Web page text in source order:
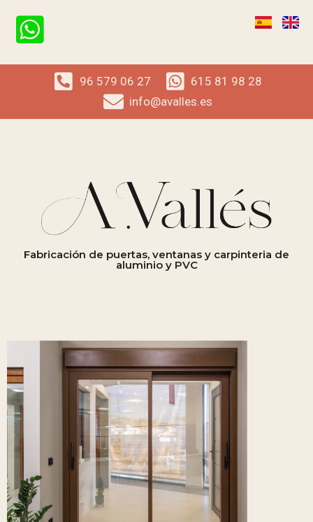
96 579 06 27
615 81 98 28
info@avalles.es
Fabricación de puertas, ventanas y carpinteria de
aluminio y PVC